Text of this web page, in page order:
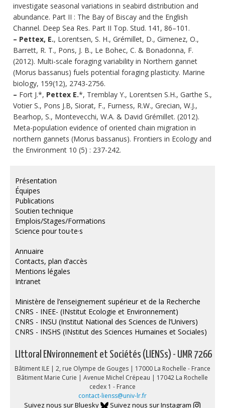
investigate seasonal variations in seabird distribution and
abundance. Part II : The Bay of Biscay and the English
Channel. Deep Sea Res. Part II Top. Stud. 141, 86–101.
– Pettex, E., Lorentsen, S. H., Grémillet, D., Gimenez, O.,
Barrett, R. T., Pons, J. B., Le Bohec, C. & Bonadonna, F.
(2012). Multi-scale foraging variability in Northern gannet
(Morus bassanus) fuels potential foraging plasticity. Marine
biology, 159(12), 2743-2756.
– Fort J.*, Pettex E.*, Tremblay Y., Lorentsen S.H., Garthe S.,
Votier S., Pons J.B, Siorat, F., Furness, R.W., Grecian, W.J.,
Bearhop, S., Montevecchi, W.A. & David Grémillet. (2012).
Meta-population evidence of oriented chain migration in
northern gannets (Morus bassanus). Frontiers in Ecology and
the Environment 10 (5) : 237-242.
Présentation
Équipes
Publications
Soutien technique
Emplois/Stages/Formations
Science pour tou·te·s
Annuaire
Contacts, plan d’accès
Mentions légales
Intranet
Ministère de l’enseignement supérieur et de la Recherche
CNRS - INEE- (INstitut Ecologie et Environnement)
CNRS - INSU (Institut National des Sciences de l’Univers)
CNRS - INSHS (INstitut des Sciences Humaines et Sociales)
LIttoral ENvironnement et Sociétés (LIENSs) - UMR 7266
Bâtiment ILE | 2, rue Olympe de Gouges | 17000 La Rochelle - France
Bâtiment Marie Curie | Avenue Michel Crépeau | 17042 La Rochelle
cedex 1 - France
contact-lienss@univ-lr.fr
Suivez nous sur Bluesky Suivez nous sur Instagram